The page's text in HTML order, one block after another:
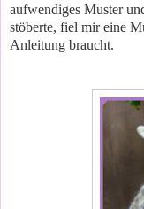
aufwendiges Muster
stöberte, fiel mir eine
Anleitung braucht.